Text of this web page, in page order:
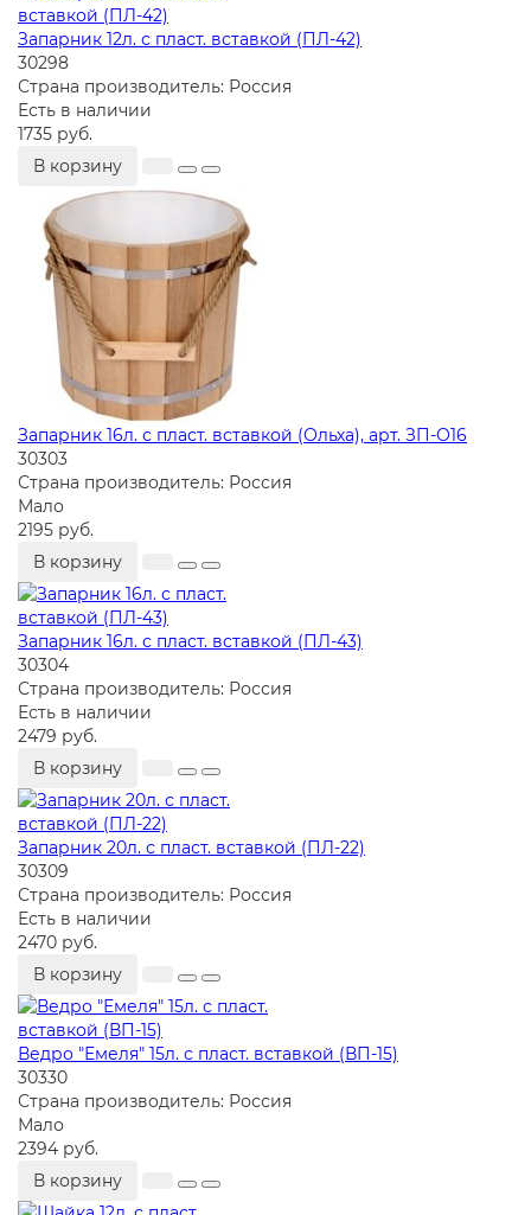
Запарник 12л. с пласт. вставкой (ПЛ-42)
30298
Страна производитель: Россия
Есть в наличии
1735 руб.
В корзину
Запарник 16л. с пласт. вставкой (Ольха), арт. ЗП-О16
30303
Страна производитель: Россия
Мало
2195 руб.
В корзину
Запарник 16л. с пласт. вставкой (ПЛ-43)
30304
Страна производитель: Россия
Есть в наличии
2479 руб.
В корзину
Запарник 20л. с пласт. вставкой (ПЛ-22)
30309
Страна производитель: Россия
Есть в наличии
2470 руб.
В корзину
Ведро "Емеля" 15л. с пласт. вставкой (ВП-15)
30330
Страна производитель: Россия
Мало
2394 руб.
В корзину